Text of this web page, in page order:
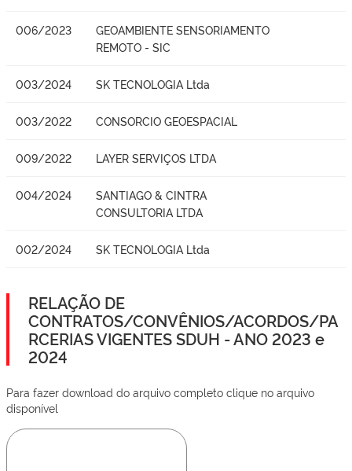
006/2023
GEOAMBIENTE SENSORIAMENTO
REMOTO - SIC
003/2024 SK TECNOLOGIA Ltda
003/2022 CONSORCIO GEOESPACIAL
009/2022 LAYER SERVIÇOS LTDA
004/2024
SANTIAGO & CINTRA
CONSULTORIA LTDA
002/2024 SK TECNOLOGIA Ltda
RELAÇÃO DE
CONTRATOS/CONVÊNIOS/ACORDOS/PA
RCERIAS VIGENTES SDUH - ANO 2023 e
2024
Para fazer download do arquivo completo clique no arquivo
disponível